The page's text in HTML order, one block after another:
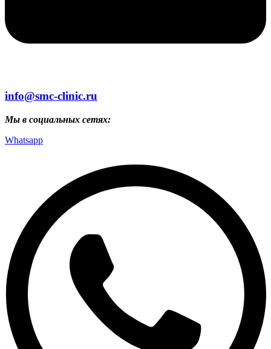
info@smc-clinic.ru
Мы в социальных сетях:
Whatsapp